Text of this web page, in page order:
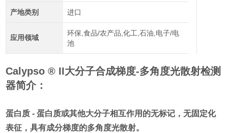
产地类别 进口
应用领域
环保,食品/农产品,化工,石油,电子/电
池
Calypso ® II大分子合成梯度-多角度光散射检测
器简介：
蛋白质 - 蛋白质或其他大分子相互作用的无标记，无固定化
表征，具有成分梯度的多角度光散射。